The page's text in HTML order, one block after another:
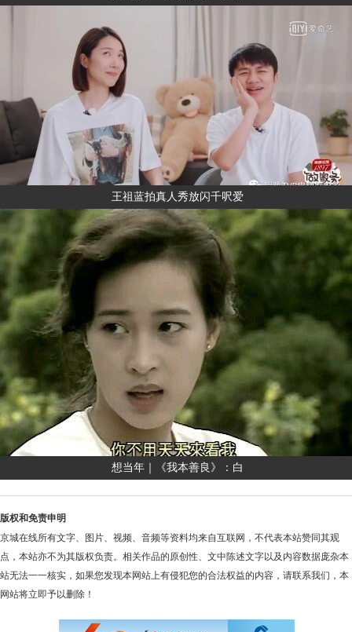
王祖蓝拍真人秀放闪千呎爱
想当年｜《我本善良》：白
版权和免责申明
京城在线所有文字、图片、视频、音频等资料均来自互联网，不代表本站赞同其观
点，本站亦不为其版权负责。相关作品的原创性、文中陈述文字以及内容数据庞杂本
站无法一一核实，如果您发现本网站上有侵犯您的合法权益的内容，请联系我们，本
网站将立即予以删除！